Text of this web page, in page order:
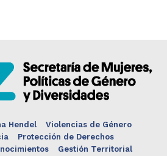
Hendel
Violencias de Género
Protección de Derechos
Gestión Territorial